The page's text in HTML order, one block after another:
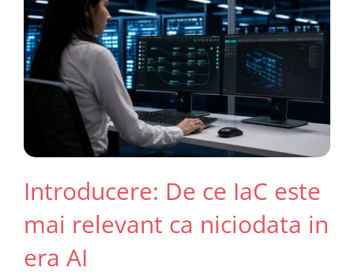
Introducere: De ce IaC este
mai relevant ca niciodata in
era AI